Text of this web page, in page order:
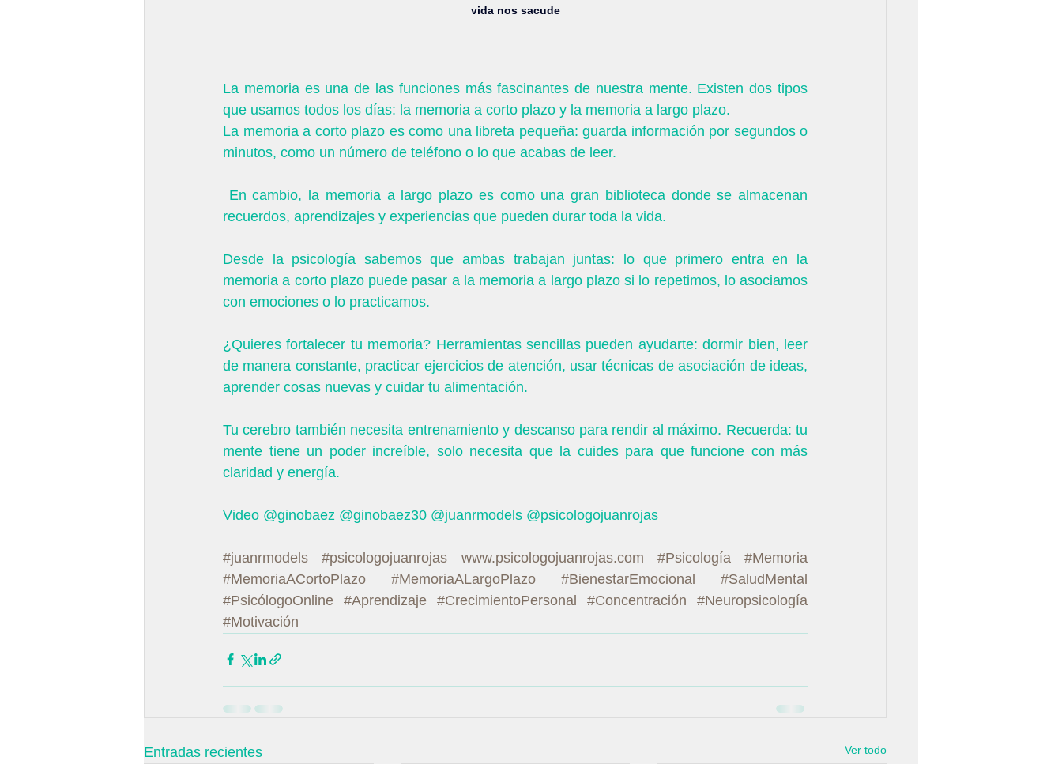
vida nos sacude
La memoria es una de las funciones más fascinantes de nuestra mente. Existen dos tipos
que usamos todos los días: la memoria a corto plazo y la memoria a largo plazo.
La memoria a corto plazo es como una libreta pequeña: guarda información por segundos o
minutos, como un número de teléfono o lo que acabas de leer.
recuerdos, aprendizajes y experiencias que pueden durar toda la vida.
Desde la psicología sabemos que ambas trabajan juntas: lo que primero entra en la
memoria a corto plazo puede pasar a la memoria a largo plazo si lo repetimos, lo asociamos
con emociones o lo practicamos.
¿Quieres fortalecer tu memoria? Herramientas sencillas pueden ayudarte: dormir bien, leer
de manera constante, practicar ejercicios de atención, usar técnicas de asociación de ideas,
aprender cosas nuevas y cuidar tu alimentación.
Tu cerebro también necesita entrenamiento y descanso para rendir al máximo. Recuerda: tu
mente tiene un poder increíble, solo necesita que la cuides para que funcione con más
claridad y energía.
Video @ginobaez @ginobaez30 @juanrmodels @psicologojuanrojas
#juanrmodels #psicologojuanrojas www.psicologojuanrojas.com #Psicología
#Memoria
#MemoriaACortoPlazo
#MemoriaALargoPlazo #BienestarEmocional
#SaludMental
#PsicólogoOnline
#Aprendizaje #CrecimientoPersonal #Concentración
#Neuropsicología
#Motivación
Entradas recientes Ver todo